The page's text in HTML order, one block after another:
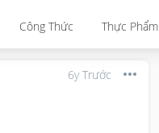
Công Thức Thực Phẩm
6y Trước